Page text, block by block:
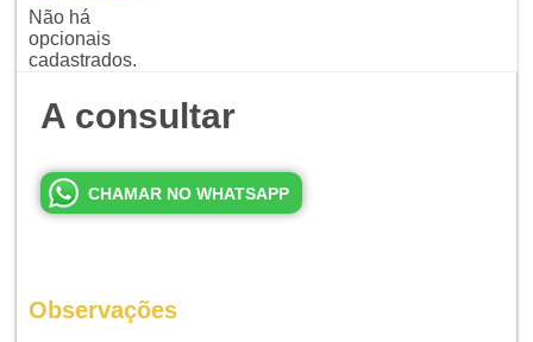
Não há
opcionais
cadastrados.
A consultar
CHAMAR NO WHATSAPP
Observações